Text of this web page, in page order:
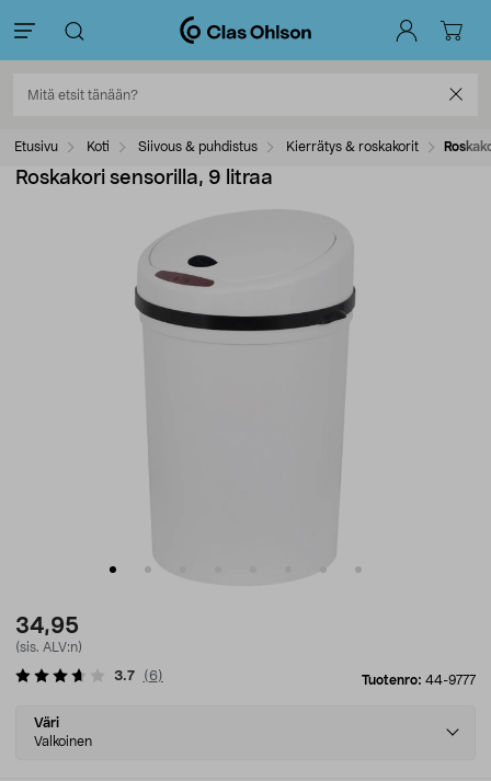
Etusivu Koti Siivous & puhdistus Kierrätys & roskakorit
Roskakori sensorilla, 9 litraa
34,95
(sis. ALV:n)
Tuotenro: 44-9777
3.7 (6)
Select
variant
Väri
Valkoinen